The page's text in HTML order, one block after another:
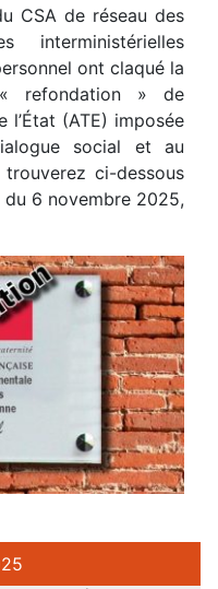
CSA de réseau des
interministérielles
ont claqué la
refondation » de
l’État (ATE) imposée
social et au
ci-dessous
6 novembre 2025,